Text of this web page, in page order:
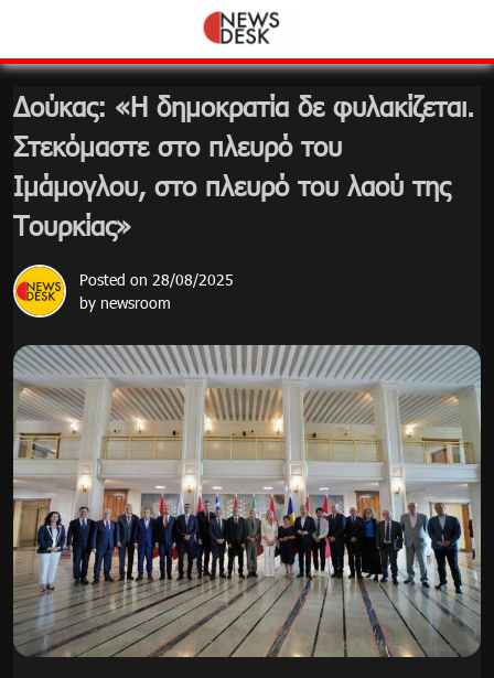
content
Δούκας: «Η δημοκρατία δε φυλακίζεται.
Στεκόμαστε στο πλευρό του
Ιμάμογλου, στο πλευρό του λαού της
Τουρκίας»
Posted on 28/08/2025
by newsroom